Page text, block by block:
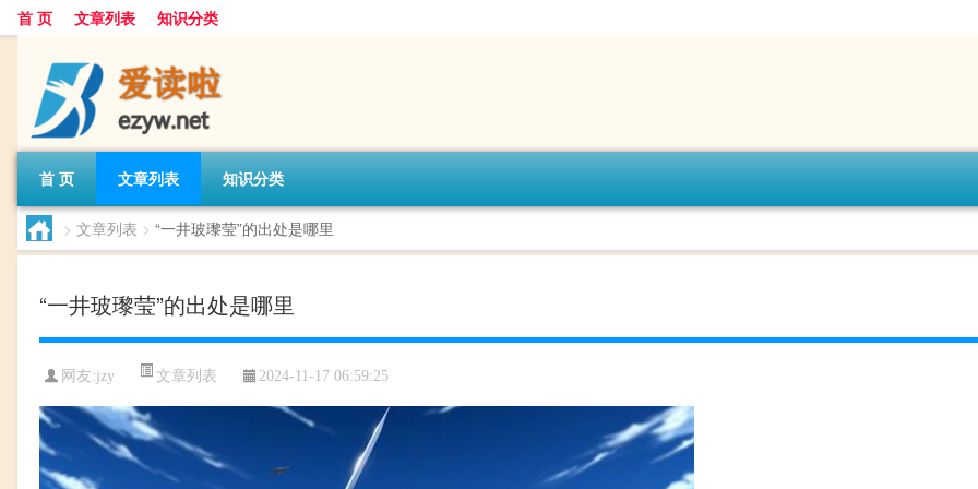
首 页 文章列表 知识分类
首 页 文章列表 知识分类
> 文章列表 > “一井玻瓈莹”的出处是哪里
“一井玻瓈莹”的出处是哪里
网友:jzy 文章列表 2024-11-17 06:59:25